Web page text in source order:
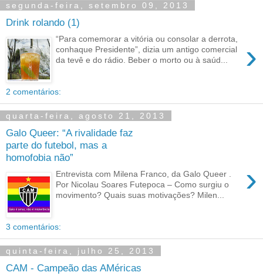
segunda-feira, setembro 09, 2013
Drink rolando (1)
›
“Para comemorar a vitória ou consolar a derrota,
conhaque Presidente”, dizia um antigo comercial
da tevê e do rádio. Beber o morto ou à saúd...
2 comentários:
quarta-feira, agosto 21, 2013
Galo Queer: “A rivalidade faz
parte do futebol, mas a
homofobia não”
›
Entrevista com Milena Franco, da Galo Queer .
Por Nicolau Soares Futepoca – Como surgiu o
movimento? Quais suas motivações? Milen...
3 comentários:
quinta-feira, julho 25, 2013
CAM - Campeão das AMéricas